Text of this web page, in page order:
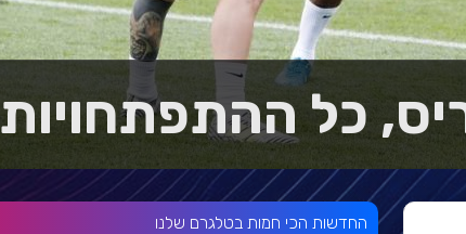
כל ההתפתחויות
החדשות הכי חמות בטלגרם שלנו